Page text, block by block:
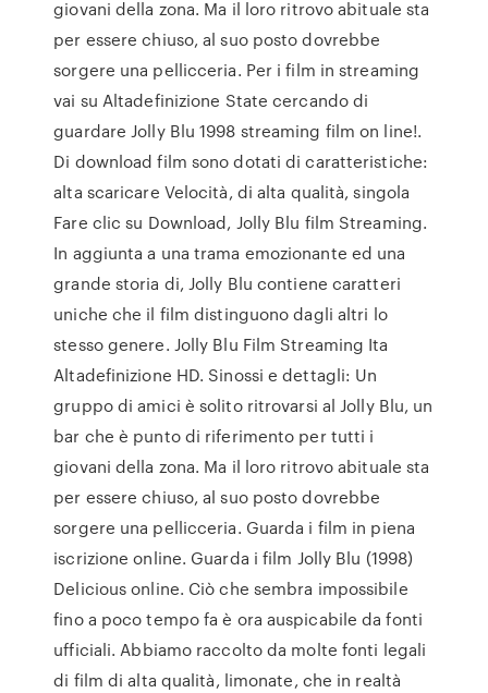
giovani della zona. Ma il loro ritrovo abituale sta
per essere chiuso, al suo posto dovrebbe
sorgere una pellicceria. Per i film in streaming
vai su Altadefinizione State cercando di
guardare Jolly Blu 1998 streaming film on line!.
Di download film sono dotati di caratteristiche:
alta scaricare Velocità, di alta qualità, singola
Fare clic su Download, Jolly Blu film Streaming.
In aggiunta a una trama emozionante ed una
grande storia di, Jolly Blu contiene caratteri
uniche che il film distinguono dagli altri lo
stesso genere. Jolly Blu Film Streaming Ita
Altadefinizione HD. Sinossi e dettagli: Un
gruppo di amici è solito ritrovarsi al Jolly Blu, un
bar che è punto di riferimento per tutti i
giovani della zona. Ma il loro ritrovo abituale sta
per essere chiuso, al suo posto dovrebbe
sorgere una pellicceria. Guarda i film in piena
iscrizione online. Guarda i film Jolly Blu (1998)
Delicious online. Ciò che sembra impossibile
fino a poco tempo fa è ora auspicabile da fonti
ufficiali. Abbiamo raccolto da molte fonti legali
di film di alta qualità, limonate, che in realtà